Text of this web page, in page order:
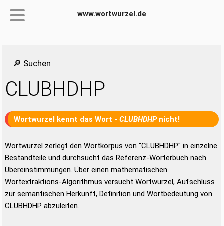
www.wortwurzel.de
🔎 Suchen
CLUBHDHP
Wortwurzel kennt das Wort - CLUBHDHPnicht!
Wortwurzel zerlegt den Wortkorpus von "CLUBHDHP" in einzelne
Bestandteile und durchsucht das Referenz-Wörterbuch nach
Übereinstimmungen. Über einen mathematischen
Wortextraktions-Algorithmus versucht Wortwurzel, Aufschluss
zur semantischen Herkunft, Definition und Wortbedeutung von
CLUBHDHP abzuleiten.